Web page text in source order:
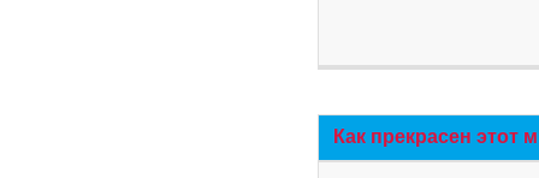
Как прекрасен этот